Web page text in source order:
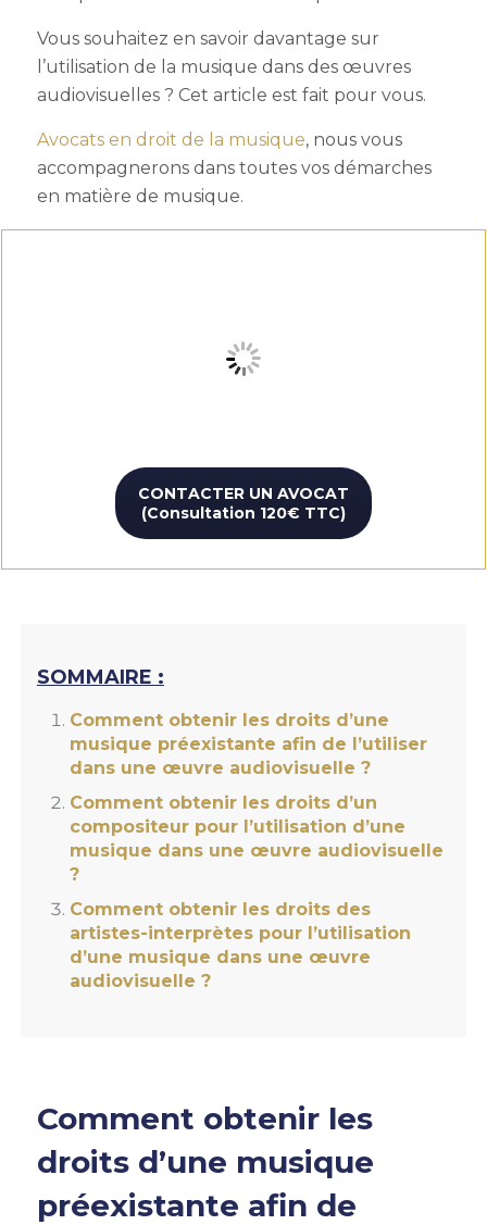
Vous souhaitez en savoir davantage sur
l’utilisation de la musique dans des œuvres
audiovisuelles? Cet article est fait pour vous.
Avocats en droit de la musique, nous vous
accompagnerons dans toutes vos démarches
en matière de musique.
CONTACTER UN AVOCAT
(Consultation 120€ TTC)
SOMMAIRE :
Comment obtenir les droits d’une
musique préexistante afin de l’utiliser
dans une œuvre audiovisuelle ?
Comment obtenir les droits d’un
compositeur pour l’utilisation d’une
musique dans une œuvre audiovisuelle
?
Comment obtenir les droits des
artistes-interprètes pour l’utilisation
d’une musique dans une œuvre
audiovisuelle ?
Comment obtenir les
droits d’une musique
préexistante afin de